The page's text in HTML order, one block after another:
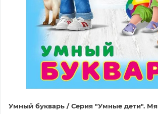
Умный букварь / Серия "Умные дети".